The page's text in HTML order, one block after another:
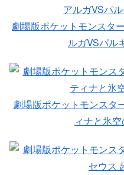
劇場版ポケットモンスタ
ルガVSパル
劇場版ポケットモンスタ
ィナと氷